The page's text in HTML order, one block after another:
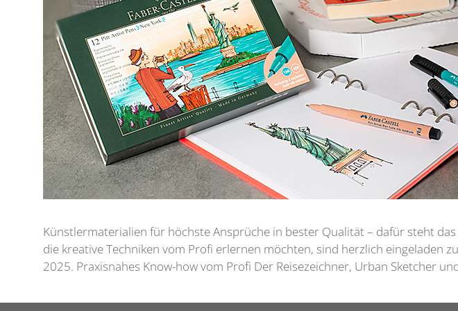
Künstlermaterialien für höchste Ansprüche in bester Qualität – dafür steht
die kreative Techniken vom Profi erlernen möchten, sind herzlich eingeladen
2025. Praxisnahes Know-how vom Profi Der Reisezeichner, Urban Sketcher